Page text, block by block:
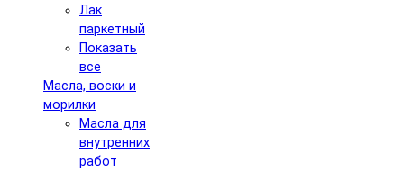
Лак
паркетный
Показать
все
Масла, воски и
морилки
Масла для
внутренних
работ